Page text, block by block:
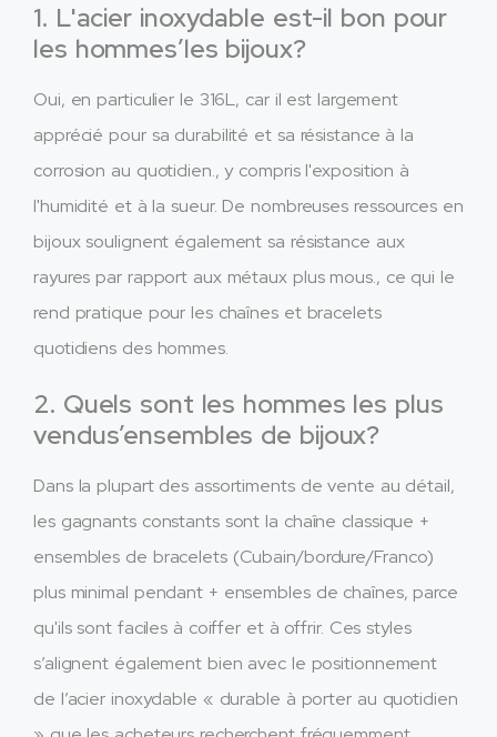
1. L'acier inoxydable est-il bon pour
les hommes’les bijoux?
Oui, en particulier le 316L, car il est largement
apprécié pour sa durabilité et sa résistance à la
corrosion au quotidien., y compris l'exposition à
l'humidité et à la sueur. De nombreuses ressources en
bijoux soulignent également sa résistance aux
rayures par rapport aux métaux plus mous., ce qui le
rend pratique pour les chaînes et bracelets
quotidiens des hommes.
2. Quels sont les hommes les plus
vendus’ensembles de bijoux?
Dans la plupart des assortiments de vente au détail,
les gagnants constants sont la chaîne classique +
ensembles de bracelets (Cubain/bordure/Franco)
plus minimal pendant + ensembles de chaînes, parce
qu'ils sont faciles à coiffer et à offrir. Ces styles
s’alignent également bien avec le positionnement
de l’acier inoxydable « durable à porter au quotidien